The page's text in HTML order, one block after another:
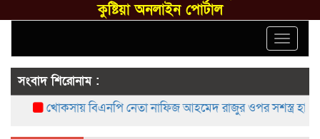
কুষ্টিয়া অনলাইন পোর্টাল
Toggle
সংবাদ শিরোনাম :
খোকসায় বিএনপি নেতা নাফিজ আহমেদ রাজুর ওপর সশস্ত্র